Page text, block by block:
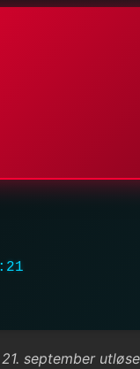
september